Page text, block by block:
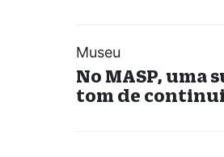
Museu
No MASP, uma
tom de